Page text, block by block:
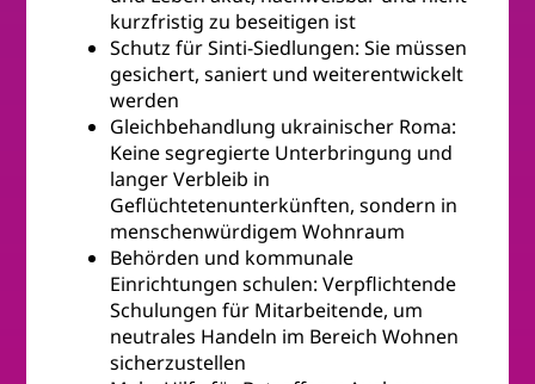
kurzfristig zu beseitigen ist
Schutz für Sinti-Siedlungen: Sie müssen
gesichert, saniert und weiterentwickelt
werden
Gleichbehandlung ukrainischer Roma:
Keine segregierte Unterbringung und
langer Verbleib in
Geflüchtetenunterkünften, sondern in
menschenwürdigem Wohnraum
Behörden und kommunale
Einrichtungen schulen: Verpflichtende
Schulungen für Mitarbeitende, um
neutrales Handeln im Bereich Wohnen
sicherzustellen